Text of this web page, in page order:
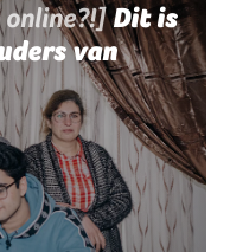
online?!]Dit is
van